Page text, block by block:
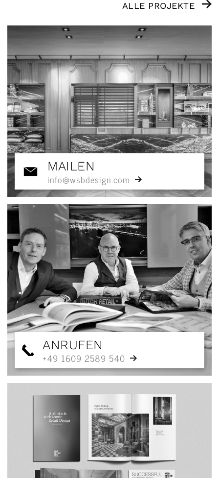
ALLE PROJEKTE
MAILEN
info@wsbdesign.com
ANRUFEN
+49 1609 2589 540